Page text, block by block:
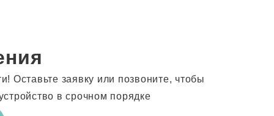
Оставьте заявку или позвоните, чтобы
в срочном порядке